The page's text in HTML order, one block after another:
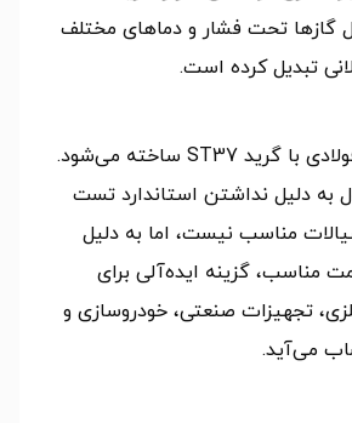
گازها تحت فشار و دماهای مختلف
تبدیل کرده است.
این مقطع از ورق فولادی با گرید ST37 ساخته می‌شود.
به دلیل نداشتن استاندارد تست
مناسب نیست، اما به دلیل
مناسب، گزینه ایده‌آلی برای
تجهیزات صنعتی، خودروسازی و
می‌آید.